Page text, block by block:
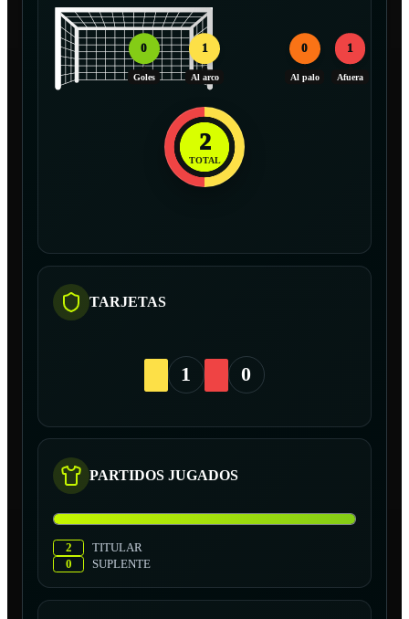
0
Goles
1
Al arco
0
Al palo
1
Afuera
2
TOTAL
TARJETAS
1 0
PARTIDOS JUGADOS
2
TITULAR
0
SUPLENTE